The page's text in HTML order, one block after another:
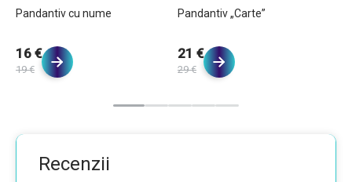
Pandantiv cu nume
16 €
19 €
Pandantiv „Carte”
21 €
29 €
Recenzii